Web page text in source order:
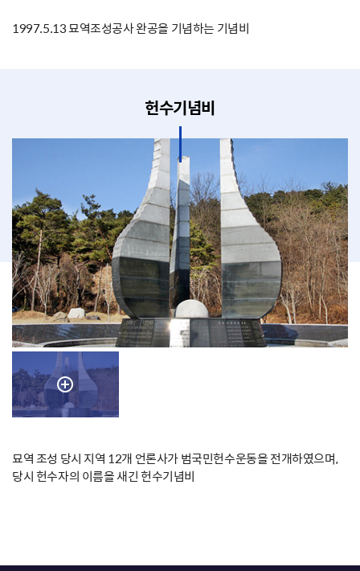
1997.5.13 묘역조성공사 완공을 기념하는 기념비
헌수기념비
묘역 조성 당시 지역 12개 언론사가 범국민헌수운동을 전개하였으며,
당시 헌수자의 이름을 새긴 헌수기념비